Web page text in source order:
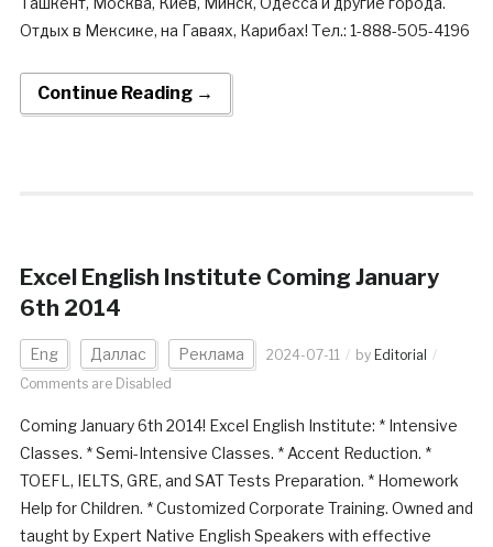
Отдых в Мексике, на Гаваях, Карибах! Тел.: 1-888-505-4196
Continue Reading →
Excel English Institute Coming January
6th 2014
Eng Даллас Реклама 2024-07-11 by Editorial
Comments are Disabled
Coming January 6th 2014! Excel English Institute: * Intensive
Classes. * Semi-Intensive Classes. * Accent Reduction. *
TOEFL, IELTS, GRE, and SAT Tests Preparation. * Homework
Help for Children. * Customized Corporate Training. Owned and
taught by Expert Native English Speakers with effective